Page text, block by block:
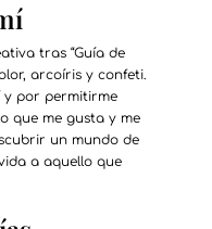
tras “Guía de
arcoíris y confeti.
por permitirme
que me gusta y me
un mundo de
a aquello que